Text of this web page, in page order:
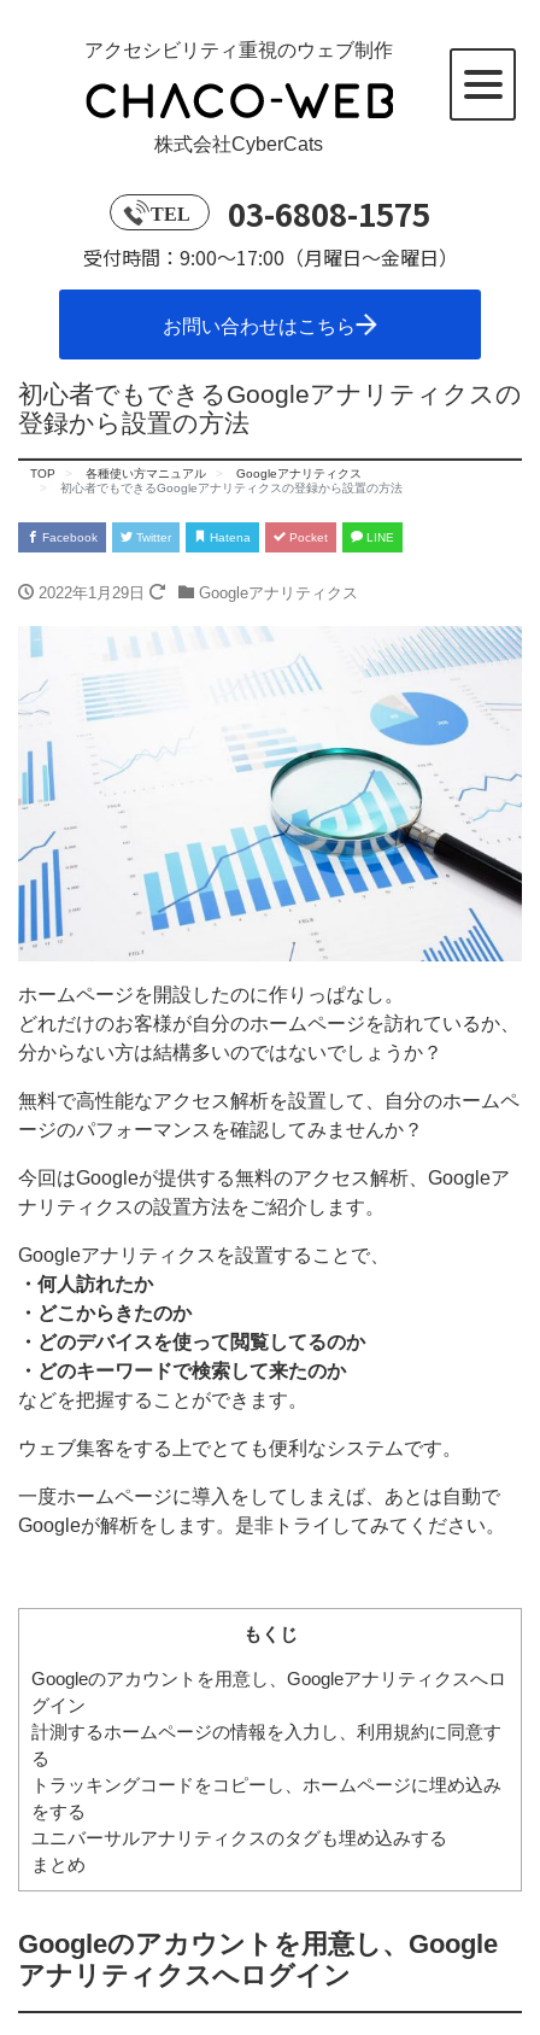
アクセシビリティ重視のウェブ制作
株式会社CyberCats
TEL 03-6808-1575
受付時間：9:00～17:00（月曜日～金曜日）
お問い合わせはこちら
初心者でもできるGoogleアナリティクスの
登録から設置の方法
TOP 各種使い方マニュアル
Googleアナリティクス
初心者でもできるGoogleアナリティクスの登録から設置の方法
Facebook Twitter Hatena Pocket LINE
2022年1月29日 Googleアナリティクス
ホームページを開設したのに作りっぱなし。
どれだけのお客様が自分のホームページを訪れているか、
分からない方は結構多いのではないでしょうか？
無料で高性能なアクセス解析を設置して、自分のホームペ
ージのパフォーマンスを確認してみませんか？
今回はGoogleが提供する無料のアクセス解析、Googleア
ナリティクスの設置方法をご紹介します。
Googleアナリティクスを設置することで、
・何人訪れたか
・どこからきたのか
・どのデバイスを使って閲覧してるのか
・どのキーワードで検索して来たのか
などを把握することができます。
ウェブ集客をする上でとても便利なシステムです。
一度ホームページに導入をしてしまえば、あとは自動で
Googleが解析をします。是非トライしてみてください。
もくじ
Googleのアカウントを用意し、Googleアナリティクスへロ
グイン
計測するホームページの情報を入力し、利用規約に同意す
る
トラッキングコードをコピーし、ホームページに埋め込み
をする
ユニバーサルアナリティクスのタグも埋め込みする
まとめ
Googleのアカウントを用意し、Google
アナリティクスへログイン